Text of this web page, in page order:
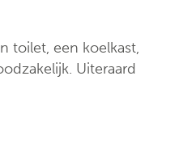
toilet, een koelkast,
Uiteraard